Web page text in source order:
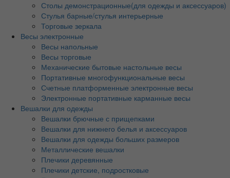
Столы демонстрационные(для одежды и аксессуаров)
Стулья барные/стулья интерьерные
Торговые зеркала
Весы электронные
Весы напольные
Весы торговые
Механические бытовые настольные весы
Портативные многофункциональные весы
Счетные платформенные электронные весы
Электронные портативные карманные весы
Вешалки для одежды
Вешалки брючные с прищепками
Вешалки для нижнего белья и аксессуаров
Вешалки для одежды больших размеров
Металлические вешалки
Плечики деревянные
Плечики детские, подростковые